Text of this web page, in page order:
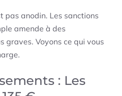
pas anodin. Les sanctions
amende à des
graves. Voyons ce qui vous
: Les